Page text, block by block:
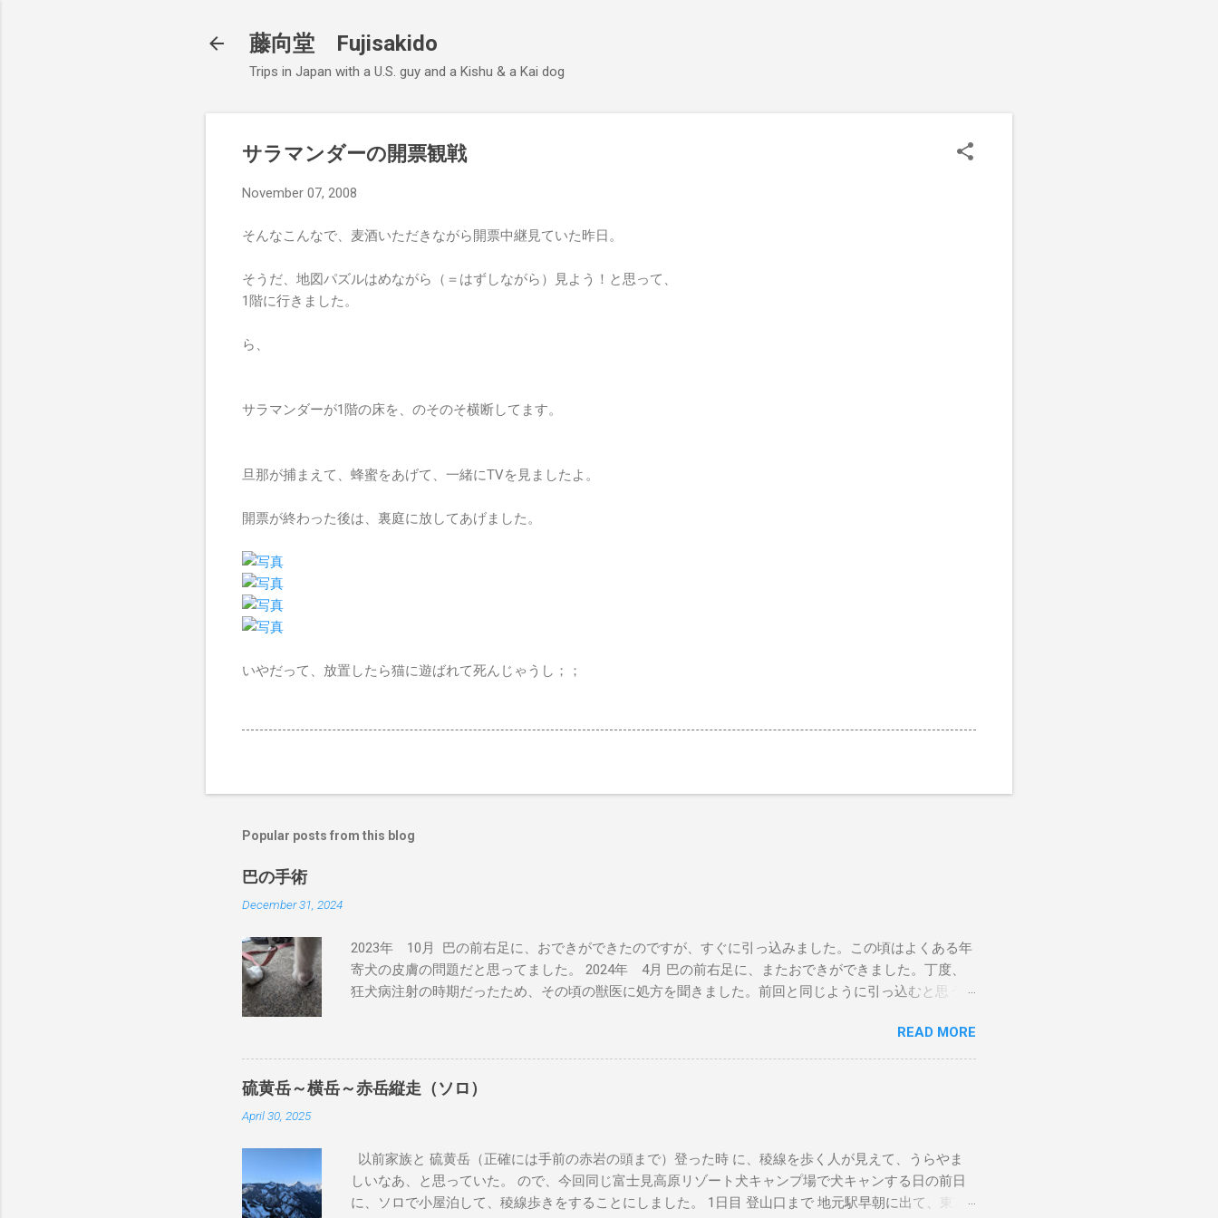
藤向堂 Fujisakido
Trips in Japan with a U.S. guy and a Kishu & a Kai dog
サラマンダーの開票観戦
November 07, 2008
そんなこんなで、麦酒いただきながら開票中継見ていた昨日。
そうだ、地図パズルはめながら（＝はずしながら）見よう！と思って、
1階に行きました。
ら、
サラマンダーが1階の床を、のそのそ横断してます。
旦那が捕まえて、蜂蜜をあげて、一緒にTVを見ましたよ。
開票が終わった後は、裏庭に放してあげました。
いやだって、放置したら猫に遊ばれて死んじゃうし；；
Popular posts from this blog
巴の手術
December 31, 2024
2023年 10月 巴の前右足に、おできができたのですが、すぐに引っ込みました。この頃はよくある年
寄犬の皮膚の問題だと思ってました。 2024年 4月 巴の前右足に、またおできができました。丁度、
狂犬病注射の時期だったため、その頃の獣医に処方を聞きました。前回と同じように引っ込むと思う
良性とも悪性ともわからない結果でした。 この獣医さんは、来月廃業するとのことだったので、紹介
状を書いてもらいました。 2024年 7月 おできが大きくなってきているので、紹介状を持って、他の
獣医さんにあたりました。そちらでも、良性とも悪性ともわからず、巴が15歳（人間で言うと83歳）
なので、手術に伴う麻酔の体への負担を気にされていました。私も気になります。麻酔をかけたら最
特に気にしていませんでした。 2024年 9月 私がH1N1にかかって2階で伏せってた時、滅多にやらな
いのですが、ベッドの上にのっかてきました。腕に腫瘍はあっても、それくらいの元気はありました。
巾着田にお散歩に行ったり、キャンプに行ったりもしていました。 2024年 10月 10日 私が山に登
READ MORE
硫黄岳～横岳～赤岳縦走（ソロ）
April 30, 2025
以前家族と 硫黄岳（正確には手前の赤岩の頭まで）登った時 に、稜線を歩く人が見えて、うらやま
しいなあ、と思っていた。 ので、今回同じ富士見高原リゾート犬キャンプ場で犬キャンする日の前日
に、ソロで小屋泊して、稜線歩きをすることにしました。 1日目 登山口まで 地元駅早朝に出て、東京